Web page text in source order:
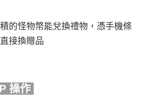
積的怪物幣能兌換禮物，憑手機條
接換贈品
操作